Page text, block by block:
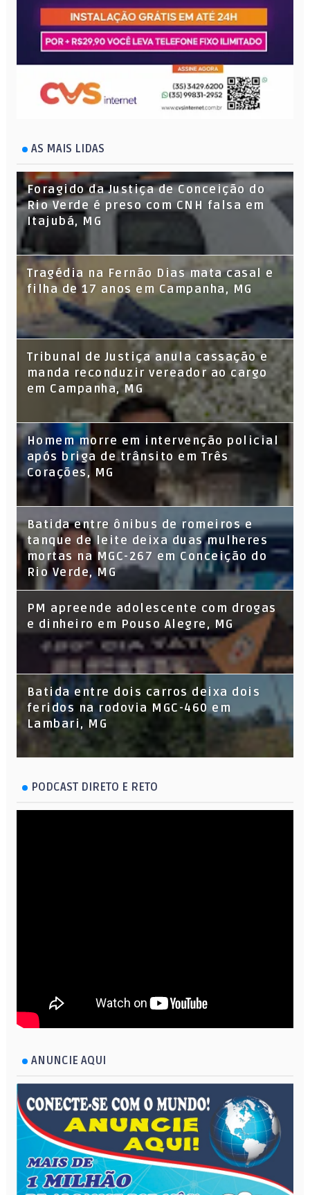
AS MAIS LIDAS
Foragido da Justiça de Conceição do
Rio Verde é preso com CNH falsa em
Itajubá, MG
Tragédia na Fernão Dias mata casal e
filha de 17 anos em Campanha, MG
Tribunal de Justiça anula cassação e
manda reconduzir vereador ao cargo
em Campanha, MG
Homem morre em intervenção policial
após briga de trânsito em Três
Corações, MG
Batida entre ônibus de romeiros e
tanque de leite deixa duas mulheres
mortas na MGC-267 em Conceição do
Rio Verde, MG
PM apreende adolescente com drogas
e dinheiro em Pouso Alegre, MG
Batida entre dois carros deixa dois
feridos na rodovia MGC-460 em
Lambari, MG
PODCAST DIRETO E RETO
ANUNCIE AQUI